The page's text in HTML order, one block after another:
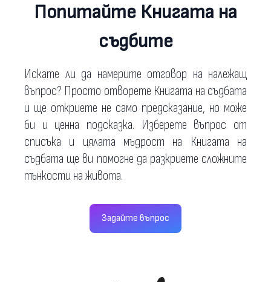
Попитайте Книгата на
съдбите
Искате ли да намерите отговор на належащ
въпрос? Просто отворете Книгата на съдбата
и ще откриете не само предсказание, но може
би и ценна подсказка. Изберете въпрос от
списъка и цялата мъдрост на Книгата на
съдбата ще ви помогне да разкриете сложните
тънкости на живота.
Задайте въпрос